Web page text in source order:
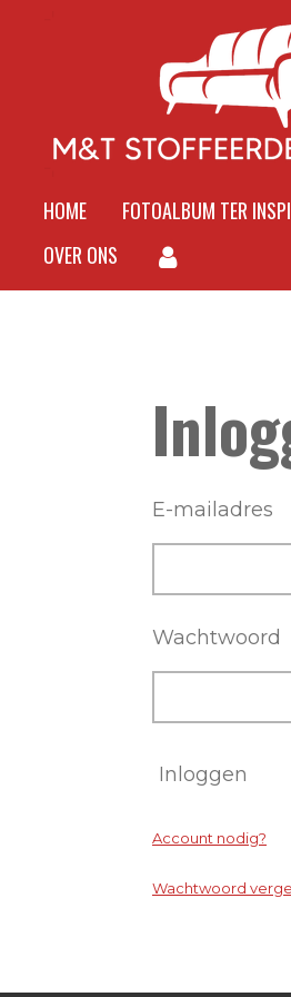
HOME FOTOALBUM TER
OVER ONS
E-mailadres
Wachtwoord
Inloggen
Account nodig?
Wachtwoord